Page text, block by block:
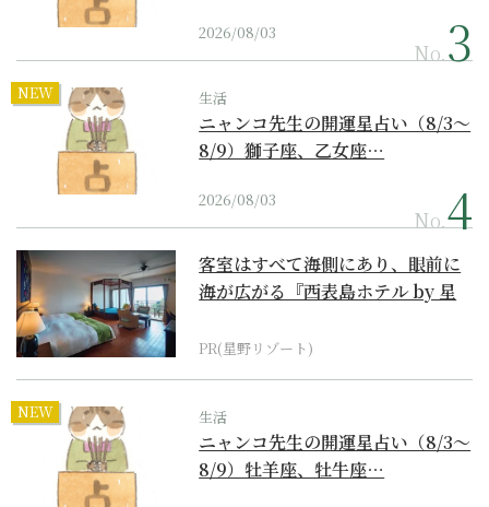
2026/08/03
No.
NEW 生活
ニャンコ先生の開運星占い（8/3～
8/9）獅子座、乙女座…
2026/08/03
No.
客室はすべて海側にあり、眼前に
海が広がる『西表島ホテル by 星
PR(星野リゾート)
NEW 生活
ニャンコ先生の開運星占い（8/3～
8/9）牡羊座、牡牛座…